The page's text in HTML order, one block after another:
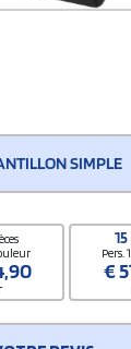
SIMPLE
15
Pers.
€